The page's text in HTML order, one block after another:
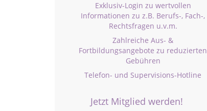
Exklusiv-Login zu wertvollen
Informationen zu z.B. Berufs-, Fach-,
Rechtsfragen u.v.m.
Zahlreiche Aus- &
Fortbildungsangebote zu reduzierten
Gebühren
Telefon- und Supervisions-Hotline
Jetzt Mitglied werden!